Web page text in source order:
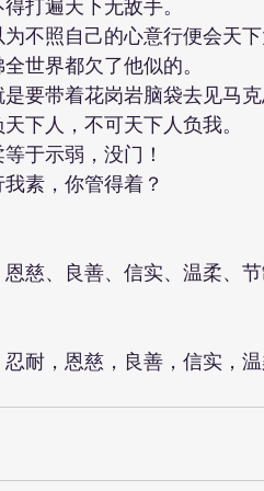
遍天下无敌手。
照自己的心意行便会天下
界都欠了他似的。
带着花岗岩脑袋去见马
人，不可天下人负我。
于示弱，没门！
素，你管得着？
、良善、信实、温柔、节
，恩慈，良善，信实，温